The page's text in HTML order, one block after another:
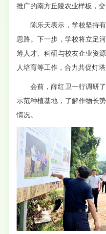
推广的南方丘陵农业样板，
陈乐天表示，学校坚持
思路。下一步，学校将立足
筹人才、科研与校友企业资
人培育等工作，合力共促灯
会前，薛红卫一行调研
示范种植基地，了解作物长
情况。